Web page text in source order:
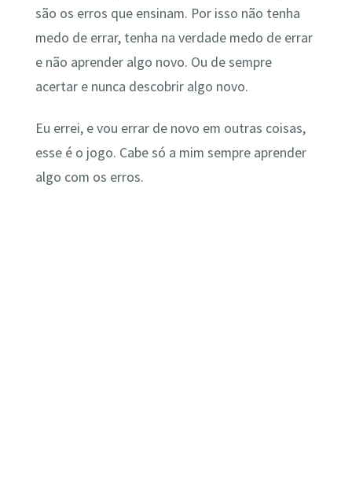
são os erros que ensinam. Por isso não tenha
medo de errar, tenha na verdade medo de errar
e não aprender algo novo. Ou de sempre
acertar e nunca descobrir algo novo.
Eu errei, e vou errar de novo em outras coisas,
esse é o jogo. Cabe só a mim sempre aprender
algo com os erros.